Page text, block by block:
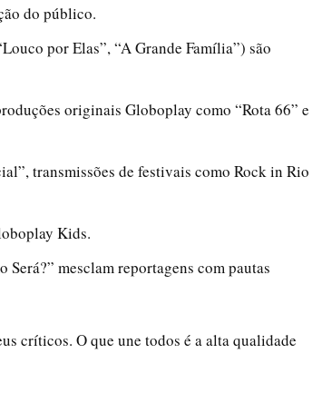
do público.
por Elas”, “A Grande Família”) são
originais Globoplay como “Rota 66” e
transmissões de festivais como Rock in Rio
Kids.
Será?” mesclam reportagens com pautas
críticos. O que une todos é a alta qualidade